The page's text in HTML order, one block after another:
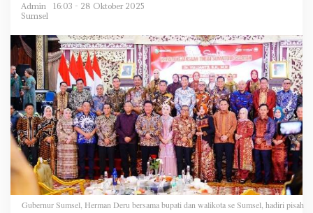
Admin
16:03 - 28 Oktober 2025
Sumsel
Gubernur Sumsel, Herman Deru bersama bupati dan walikota se Sumsel, hadiri pisah